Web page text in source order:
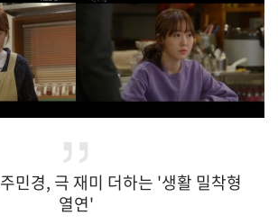
민경, 극 재미 더하는 '생활 밀착형
열연'